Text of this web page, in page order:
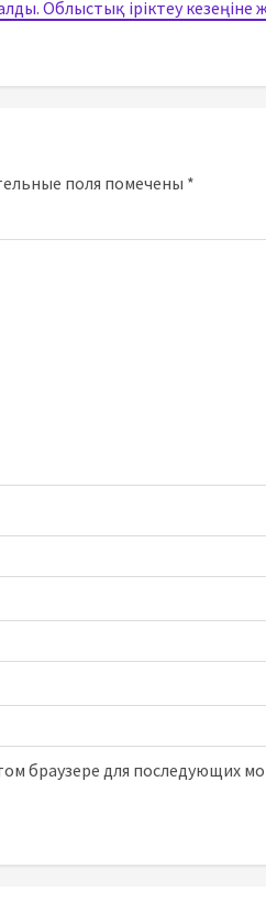
Облыстық іріктеу кезеңіне
поля помечены *
браузере для последующих